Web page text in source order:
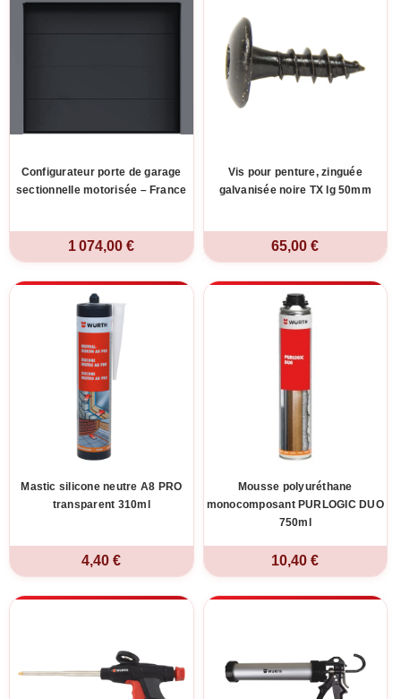
Configurateur porte de garage
sectionnelle motorisée – France
1 074,00 €
Vis pour penture, zinguée
galvanisée noire TX lg 50mm
65,00 €
Mastic silicone neutre A8 PRO
transparent 310ml
4,40 €
Mousse polyuréthane
monocomposant PURLOGIC DUO
750ml
10,40 €